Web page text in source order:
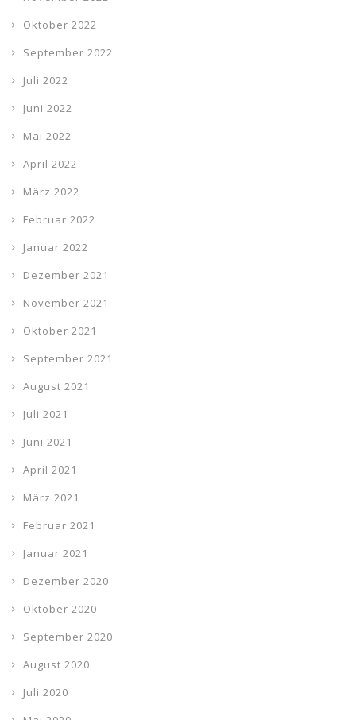
Oktober 2022
September 2022
Juli 2022
Juni 2022
Mai 2022
April 2022
März 2022
Februar 2022
Januar 2022
Dezember 2021
November 2021
Oktober 2021
September 2021
August 2021
Juli 2021
Juni 2021
April 2021
März 2021
Februar 2021
Januar 2021
Dezember 2020
Oktober 2020
September 2020
August 2020
Juli 2020